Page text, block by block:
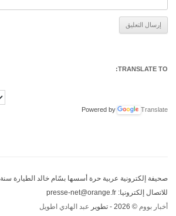
TRANSLATE TO:
Powered by Translate
صحيفة إلكترونية عربية حرة أسسها بسّام خالد الطيارة سنة ٢٠١١
للاتصال إلكترونيا: presse-net@orange.fr
أخبار بووم © 2026 - تطوير عبد الهادي اطويل